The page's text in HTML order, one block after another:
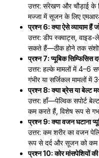
उत्तर: संरेखण और चौड़ाई के
मज्जा में सूजन के लिए
प्रश्न 6: क्या ऐसे व्यायाम हैं
उत्तर: डीप स्क्वाट्स,
सकते हैं—ठीक होने तक
प्रश्न 7: प्यूबिक सिम्फिसिस
उत्तर: हल्के मामलों में 4–6
गंभीर या सर्जिकल मामलों
प्रश्न 8: क्या ब्रेस या बेल्ट
उत्तर: हाँ—पेल्विक सपोर्ट
कम करते हैं, विशेष रूप से
प्रश्न 9: क्या वजन घटाना
उत्तर: कम शरीर का वजन
रूप से दर्द और सूजन को कम
प्रश्न 10: कोर मांसपेशियों की